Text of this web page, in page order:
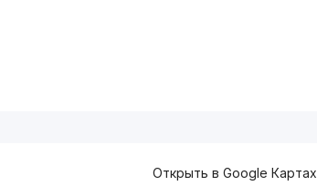
Открыть в Google Картах